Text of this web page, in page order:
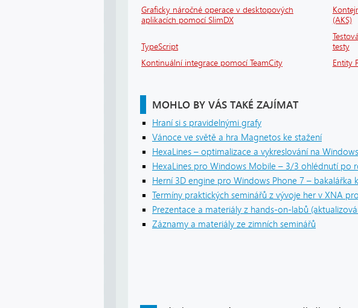
Graficky náročné operace v desktopových
aplikacích pomocí SlimDX
(AKS)
TypeScript
testy
Kontinuální integrace pomocí TeamCity
Entity
MOHLO BY VÁS TAKÉ ZAJÍMAT
Hraní si s pravidelnými grafy
Vánoce ve světě a hra Magnetos ke stažení
HexaLines – optimalizace a vykreslování na
HexaLines pro Windows Mobile – 3/3 ohlédnutí po
Herní 3D engine pro Windows Phone 7 – bakalářka
Termíny praktických seminářů z vývoje her v XNA
Prezentace a materiály z hands-on-labů
Záznamy a materiály ze zimních seminářů